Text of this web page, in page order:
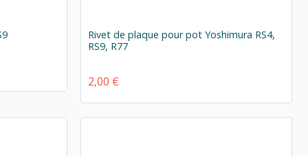
Rivet de plaque pour pot Yoshimura RS4,
RS9, R77
2,00 €